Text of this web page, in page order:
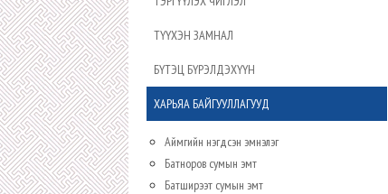
ТҮҮХЭН ЗАМНАЛ
БҮТЭЦ БҮРЭЛДЭХҮҮН
ХАРЬЯА БАЙГУУЛЛАГУУД
Аймгийн нэгдсэн эмнэлэг
Батноров сумын эмт
Батширээт сумын эмт